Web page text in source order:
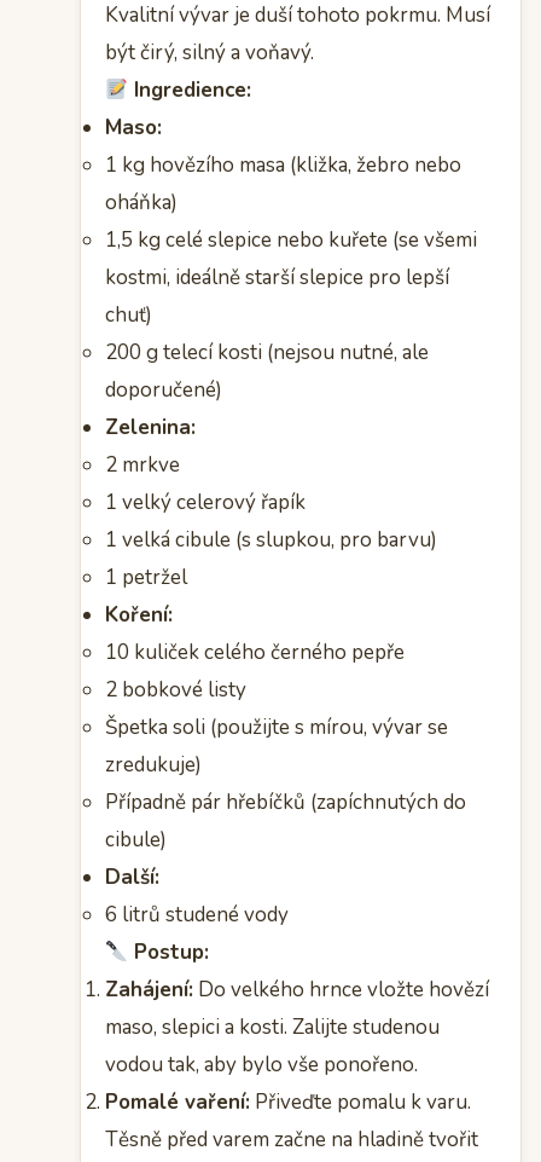
Kvalitní vývar je duší tohoto pokrmu. Musí
být čirý, silný a voňavý.
Ingredience:
Maso:
1 kg hovězího masa (kližka, žebro nebo
oháňka)
1,5 kg celé slepice nebo kuřete (se všemi
kostmi, ideálně starší slepice pro lepší
chuť)
200 g telecí kosti (nejsou nutné, ale
doporučené)
Zelenina:
2 mrkve
1 velký celerový řapík
1 velká cibule (s slupkou, pro barvu)
1 petržel
Koření:
10 kuliček celého černého pepře
2 bobkové listy
Špetka soli (použijte s mírou, vývar se
zredukuje)
Případně pár hřebíčků (zapíchnutých do
cibule)
Další:
6 litrů studené vody
Postup:
Zahájení: Do velkého hrnce vložte hovězí
maso, slepici a kosti. Zalijte studenou
vodou tak, aby bylo vše ponořeno.
Pomalé vaření: Přiveďte pomalu k varu.
Těsně před varem začne na hladině tvořit